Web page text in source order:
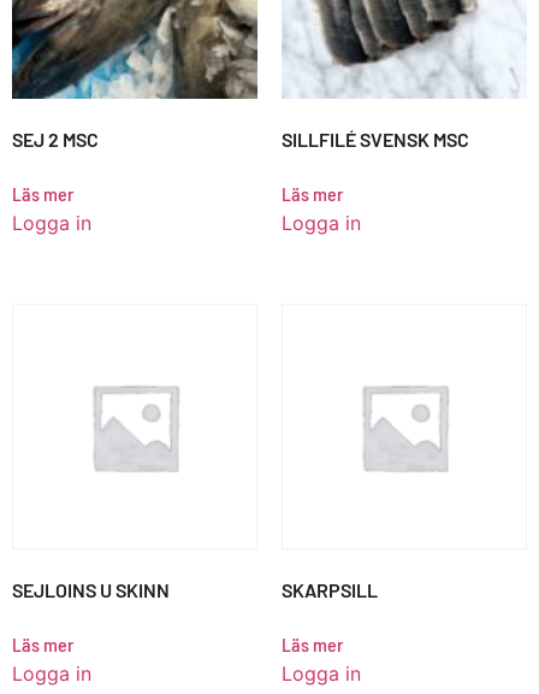
SEJ 2 MSC
Läs mer
Logga in
SILLFILÉ SVENSK MSC
Läs mer
Logga in
SEJLOINS U SKINN
Läs mer
Logga in
SKARPSILL
Läs mer
Logga in